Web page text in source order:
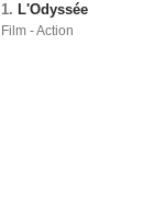
1. L'Odyssée
Film - Action